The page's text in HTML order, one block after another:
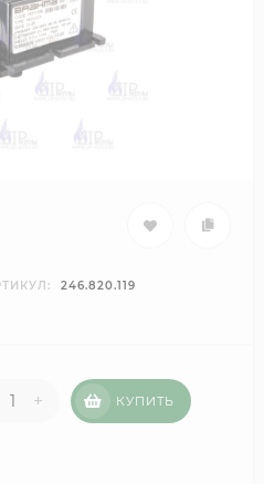
246.820.119
+ КУПИТЬ